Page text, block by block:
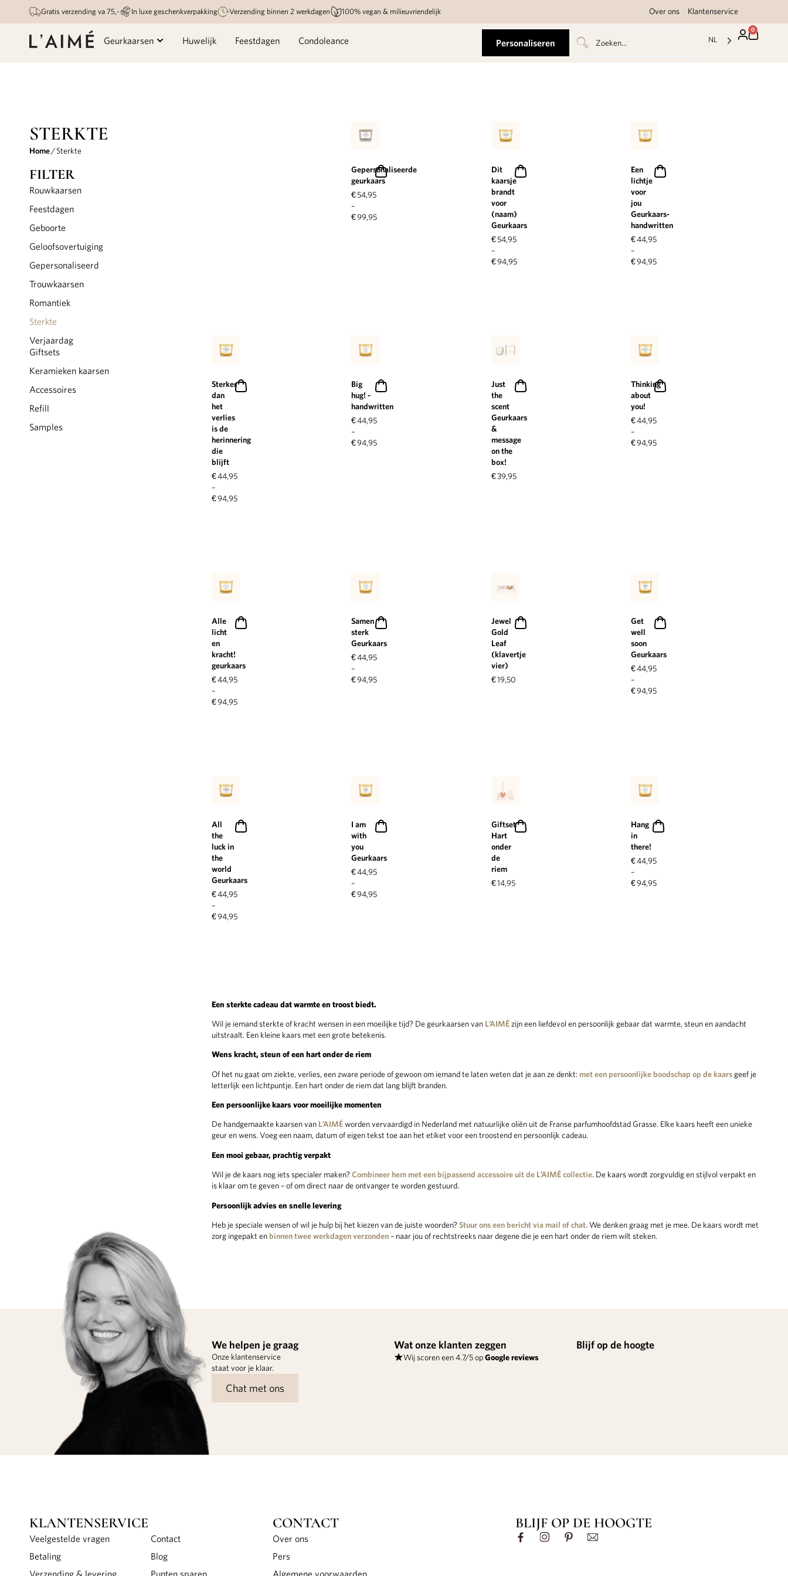
Gratis verzending va 75,- In luxe geschenkverpakking Verzending binnen 2 werkdagen 100% vegan & milieuvriendelijk Over ons Klantenservice
Geurkaarsen Huwelijk Feestdagen Condoleance Personaliseren NL
0
STERKTE
Home/ Sterkte
FILTER
Rouwkaarsen
Feestdagen
Geboorte
Geloofsovertuiging
Gepersonaliseerd
Trouwkaarsen
Romantiek
Sterkte
Verjaardag
Giftsets
Keramieken kaarsen
Accessoires
Refill
Samples
Gepersonaliseerde
geurkaars
€54,95
–
€99,95
Dit
kaarsje
brandt
voor
(naam)
Geurkaars
€54,95
–
€94,95
Een
lichtje
voor
jou
Geurkaars-
handwritten
€44,95
–
€94,95
Sterker
dan
het
verlies
is de
herinnering
die
blijft
€44,95
–
€94,95
Big
hug! -
handwritten
€44,95
–
€94,95
Just
the
scent
Geurkaars
&
message
on the
box!
€39,95
Thinking
about
you!
€44,95
–
€94,95
Alle
licht
en
kracht!
geurkaars
€44,95
–
€94,95
Samen
sterk
Geurkaars
€44,95
–
€94,95
Jewel
Gold
Leaf
(klavertje
vier)
€19,50
Get
well
soon
Geurkaars
€44,95
–
€94,95
All
the
luck in
the
world
Geurkaars
€44,95
–
€94,95
I am
with
you
Geurkaars
€44,95
–
€94,95
Giftset
Hart
onder
de
riem
€14,95
Hang
in
there!
€44,95
–
€94,95
Een sterkte cadeau dat warmte en troost biedt.
Wil je iemand sterkte of kracht wensen in een moeilijke tijd? De geurkaarsen van L’AIMÉzijn een liefdevol en persoonlijk gebaar dat warmte, steun en aandacht
uitstraalt. Een kleine kaars met een grote betekenis.
Wens kracht, steun of een hart onder de riem
Of het nu gaat om ziekte, verlies, een zware periode of gewoon om iemand te laten weten dat je aan ze denkt: met een persoonlijke boodschap op de kaarsgeef je
letterlijk een lichtpuntje. Een hart onder de riem dat lang blijft branden.
Een persoonlijke kaars voor moeilijke momenten
De handgemaakte kaarsen van L’AIMÉworden vervaardigd in Nederland met natuurlijke oliën uit de Franse parfumhoofdstad Grasse. Elke kaars heeft een unieke
geur en wens. Voeg een naam, datum of eigen tekst toe aan het etiket voor een troostend en persoonlijk cadeau.
Een mooi gebaar, prachtig verpakt
Wil je de kaars nog iets specialer maken?Combineer hem met een bijpassend accessoire uit de L’AIMÉ collectie. De kaars wordt zorgvuldig en stijlvol verpakt en
is klaar om te geven – of om direct naar de ontvanger te worden gestuurd.
Persoonlijk advies en snelle levering
Heb je speciale wensen of wil je hulp bij het kiezen van de juiste woorden?Stuur ons een bericht via mail of chat.We denken graag met je mee. De kaars wordt met
zorg ingepakt en binnen twee werkdagen verzonden– naar jou of rechtstreeks naar degene die je een hart onder de riem wilt steken.
We helpen je graag
Onze klantenservice
staat voor je klaar.
Chat met ons
Wat onze klanten zeggen
Wij scoren een 4.7/5 opGoogle reviews
Blijf op de hoogte
KLANTENSERVICE
Veelgestelde vragen
Betaling
Contact
Blog
CONTACT
Over ons
Pers
BLIJF OP DE HOOGTE